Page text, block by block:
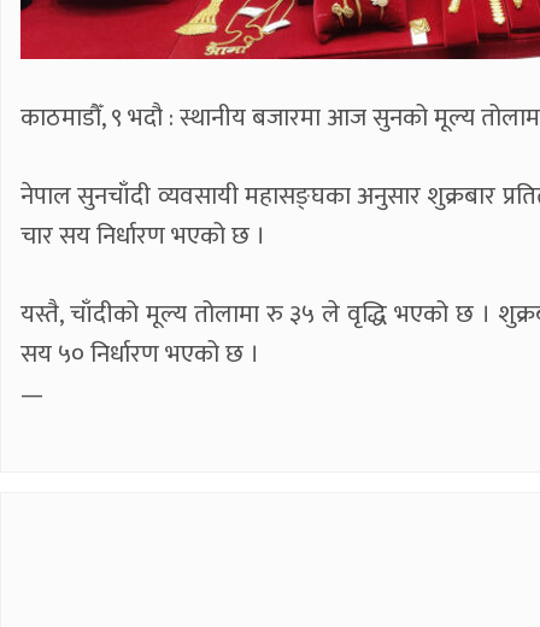
काठमाडौँ, ९ भदौ : स्थानीय बजारमा आज सुनको मूल्य
नेपाल सुनचाँदी व्यवसायी महासङ्घका अनुसार शुक्रबार
चार सय निर्धारण भएको छ ।
यस्तै, चाँदीको मूल्य तोलामा रु ३५ ले वृद्धि भएको छ ।
सय ५० निर्धारण भएको छ ।
—